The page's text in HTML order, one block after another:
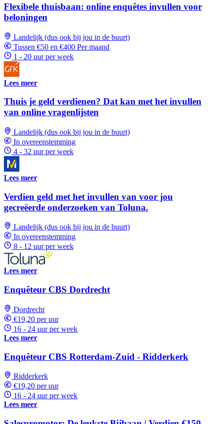
Flexibele thuisbaan: online enquêtes invullen voor
beloningen
Landelijk (dus ook bij jou in de buurt)
Tussen €50 en €400 Per maand
1 - 20 uur per week
Lees meer
Thuis je geld verdienen? Dat kan met het invullen
van online vragenlijsten
Landelijk (dus ook bij jou in de buurt)
In overeenstemming
4 - 32 uur per week
Lees meer
Verdien geld met het invullen van voor jou
gecreëerde onderzoeken van Toluna.
Landelijk (dus ook bij jou in de buurt)
In overeenstemming
8 - 12 uur per week
Lees meer
Enquêteur CBS Dordrecht
Dordrecht
€19,20 per uur
16 - 24 uur per week
Lees meer
Enquêteur CBS Rotterdam-Zuid - Ridderkerk
Ridderkerk
€19,20 per uur
16 - 24 uur per week
Lees meer